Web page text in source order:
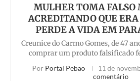
MULHER TOMA FALSO
ACREDITANDO QUE
PERDE A VIDA EM
Creunice do Carmo Gomes, de 47
comprar um produto falsificado
Por Portal Pebao 11 de
comentário